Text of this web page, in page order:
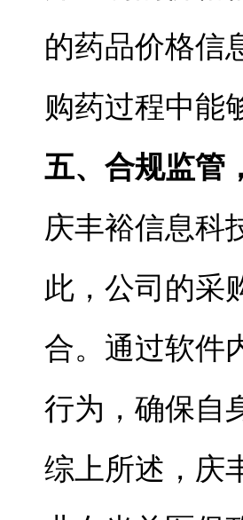
的药品价格信
购药过程中能
五、合规监管
庆丰裕信息科
此，公司的采
合。通过软件
行为，确保自
综上所述，庆